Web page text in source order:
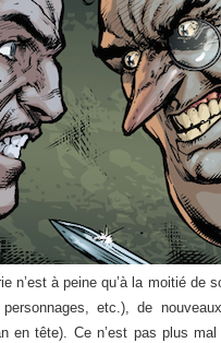
n’est à peine qu’à la moitié
etc.), de
en tête). Ce n’est pas plus